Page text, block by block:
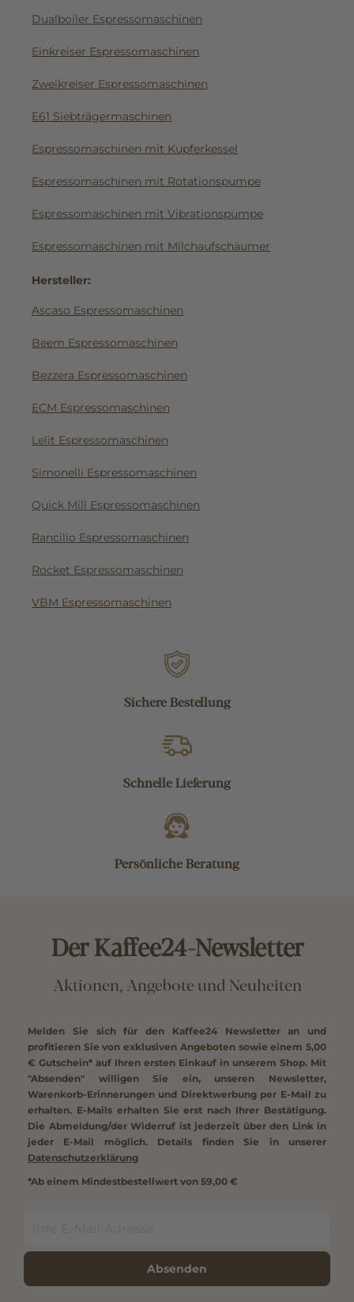
Dualboiler Espressomaschinen
Einkreiser Espressomaschinen
Zweikreiser Espressomaschinen
E61 Siebträgermaschinen
Espressomaschinen mit Kupferkessel
Espressomaschinen mit Rotationspumpe
Espressomaschinen mit Vibrationspumpe
Espressomaschinen mit Milchaufschäumer
Hersteller:
Ascaso Espressomaschinen
Beem Espressomaschinen
Bezzera Espressomaschinen
ECM Espressomaschinen
Lelit Espressomaschinen
Simonelli Espressomaschinen
Quick Mill Espressomaschinen
Rancilio Espressomaschinen
Rocket Espressomaschinen
VBM Espressomaschinen
Sichere Bestellung
Schnelle Lieferung
Persönliche Beratung
Der Kaffee24-Newsletter
Aktionen, Angebote und Neuheiten
Melden Sie sich für den Kaffee24 Newsletter an und
profitieren Sie von exklusiven Angeboten sowie einem 5,00
€ Gutschein* auf Ihren ersten Einkauf in unserem Shop. Mit
"Absenden" willigen Sie ein, unseren Newsletter,
Warenkorb-Erinnerungen und Direktwerbung per E-Mail zu
erhalten. E-Mails erhalten Sie erst nach Ihrer Bestätigung.
Die Abmeldung/der Widerruf ist jederzeit über den Link in
jeder E-Mail möglich. Details finden Sie in unserer
Datenschutzerklärung
*Ab einem Mindestbestellwert von 59,00 €
Absenden